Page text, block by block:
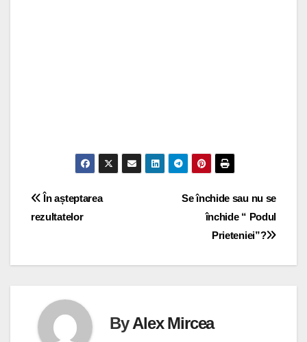
Navigare
articole
Se închide sau nu se
închide “ Podul
Prieteniei”?
În așteptarea
rezultatelor
ByAlex Mircea